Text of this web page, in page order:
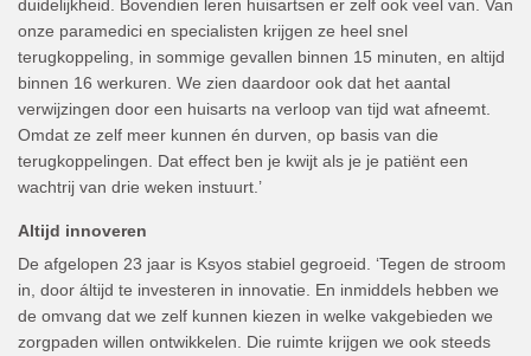
duidelijkheid. Bovendien leren huisartsen er zelf ook veel van. Van
onze paramedici en specialisten krijgen ze heel snel
terugkoppeling, in sommige gevallen binnen 15 minuten, en altijd
binnen 16 werkuren. We zien daardoor ook dat het aantal
verwijzingen door een huisarts na verloop van tijd wat afneemt.
Omdat ze zelf meer kunnen én durven, op basis van die
terugkoppelingen. Dat effect ben je kwijt als je je patiënt een
wachtrij van drie weken instuurt.’
Altijd innoveren
De afgelopen 23 jaar is Ksyos stabiel gegroeid. ‘Tegen de stroom
in, door áltijd te investeren in innovatie. En inmiddels hebben we
de omvang dat we zelf kunnen kiezen in welke vakgebieden we
zorgpaden willen ontwikkelen. Die ruimte krijgen we ook steeds